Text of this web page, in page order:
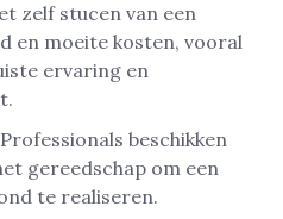
zelf stucen van een
en moeite kosten, vooral
ervaring en
beschikken
gereedschap om een
te realiseren.